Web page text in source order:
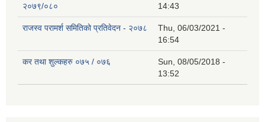
२०७९/०८०
14:43
राजस्व परामर्श समितिको प्रतिवेदन - २०७८
Thu, 06/03/2021 -
16:54
कर तथा शुल्कहरु ०७५ / ०७६
Sun, 08/05/2018 -
13:52